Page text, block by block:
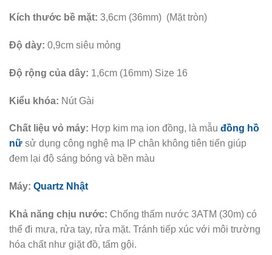
Kích thước bề mặt: 3,6cm (36mm) (Mặt tròn)
Độ dày: 0,9cm siêu mỏng
Độ rộng của dây: 1,6cm (16mm) Size 16
Kiểu khóa: Nút Gài
Chất liệu vỏ máy: Hợp kim mạ ion đồng, là mẫu đồng hồ
nữ sử dụng công nghệ mạ IP chân không tiên tiến giúp
đem lại độ sáng bóng và bền màu
Máy: Quartz Nhật
Khả năng chịu nước: Chống thấm nước 3ATM (30m) có
thể đi mưa, rửa tay, rửa mặt. Tránh tiếp xúc với môi trường
hóa chất như giặt đồ, tấm gội.